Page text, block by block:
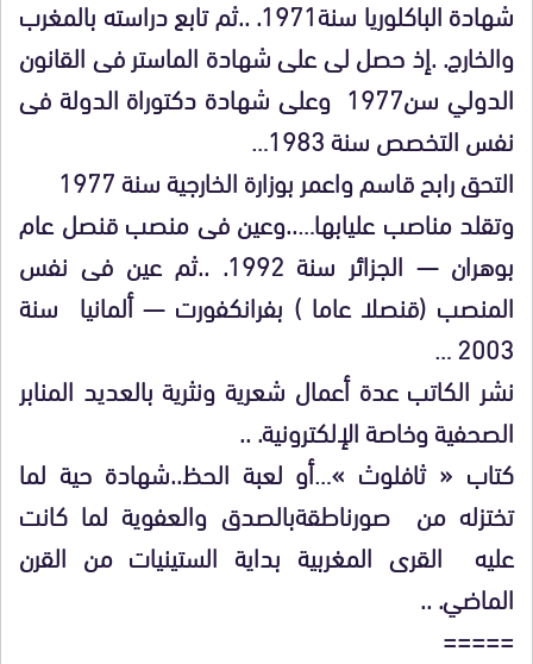
شهادة الباكلوريا سنة1971. ..ثم تابع دراسته بالمغرب
والخارج. .إذ حصل لى على شهادة الماستر فى القانون
الدولي سن1977 وعلى شهادة دكتوراة الدولة فى
نفس التخصص سنة 1983…
التحق رابح قاسم واعمر بوزارة الخارجية سنة 1977
وتقلد مناصب عليابها…..وعين فى منصب قنصل عام
بوهران — الجزائر سنة 1992. ..ثم عين فى نفس
المنصب (قنصلا عاما ) بفرانكفورت — ألمانيا سنة
2003 …
نشر الكاتب عدة أعمال شعرية ونثرية بالعديد المنابر
الصحفية وخاصة الإلكترونية. ..
كتاب « ثافلوث »…أو لعبة الحظ..شهادة حية لما
تختزله من صورناطقةبالصدق والعفوية لما كانت
عليه القرى المغربية بداية الستينيات من القرن
الماضي. ..
=====